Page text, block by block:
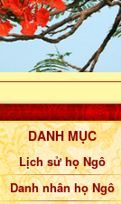
DANH MỤC
Lịch sử họ Ngô
Danh nhân họ Ngô